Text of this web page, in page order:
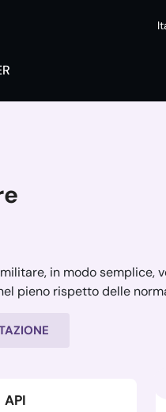
in modo semplice,
pieno rispetto delle
API